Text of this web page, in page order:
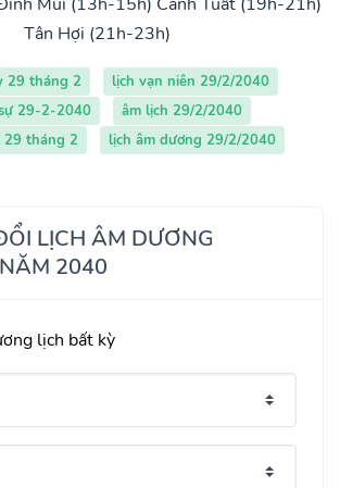
Tân Hợi (21h-23h)
29 tháng 2
lịch vạn niên 29/2/2040
29-2-2040
âm lịch 29/2/2040
tháng 2
lịch âm dương 29/2/2040
LỊCH ÂM DƯƠNG
2040
lịch bất kỳ